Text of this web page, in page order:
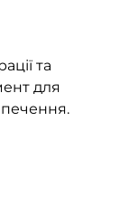
та
для